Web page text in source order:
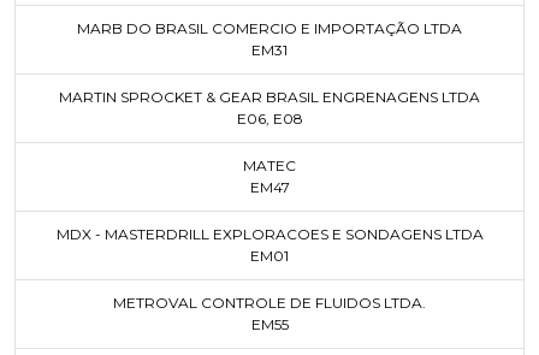
MARB DO BRASIL COMERCIO E IMPORTAÇÃO LTDA
EM31
MARTIN SPROCKET & GEAR BRASIL ENGRENAGENS LTDA
E06, E08
MATEC
EM47
MDX - MASTERDRILL EXPLORACOES E SONDAGENS LTDA
EM01
METROVAL CONTROLE DE FLUIDOS LTDA.
EM55